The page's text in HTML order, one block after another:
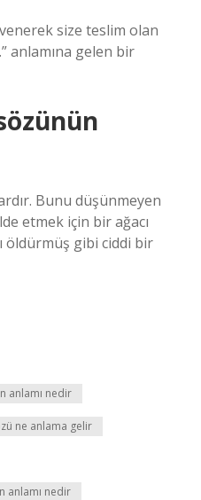
size teslim olan
anlamına gelen bir
Bunu düşünmeyen
etmek için bir ağacı
öldürmüş gibi ciddi bir
anlamı nedir
ne anlama gelir
anlamı nedir